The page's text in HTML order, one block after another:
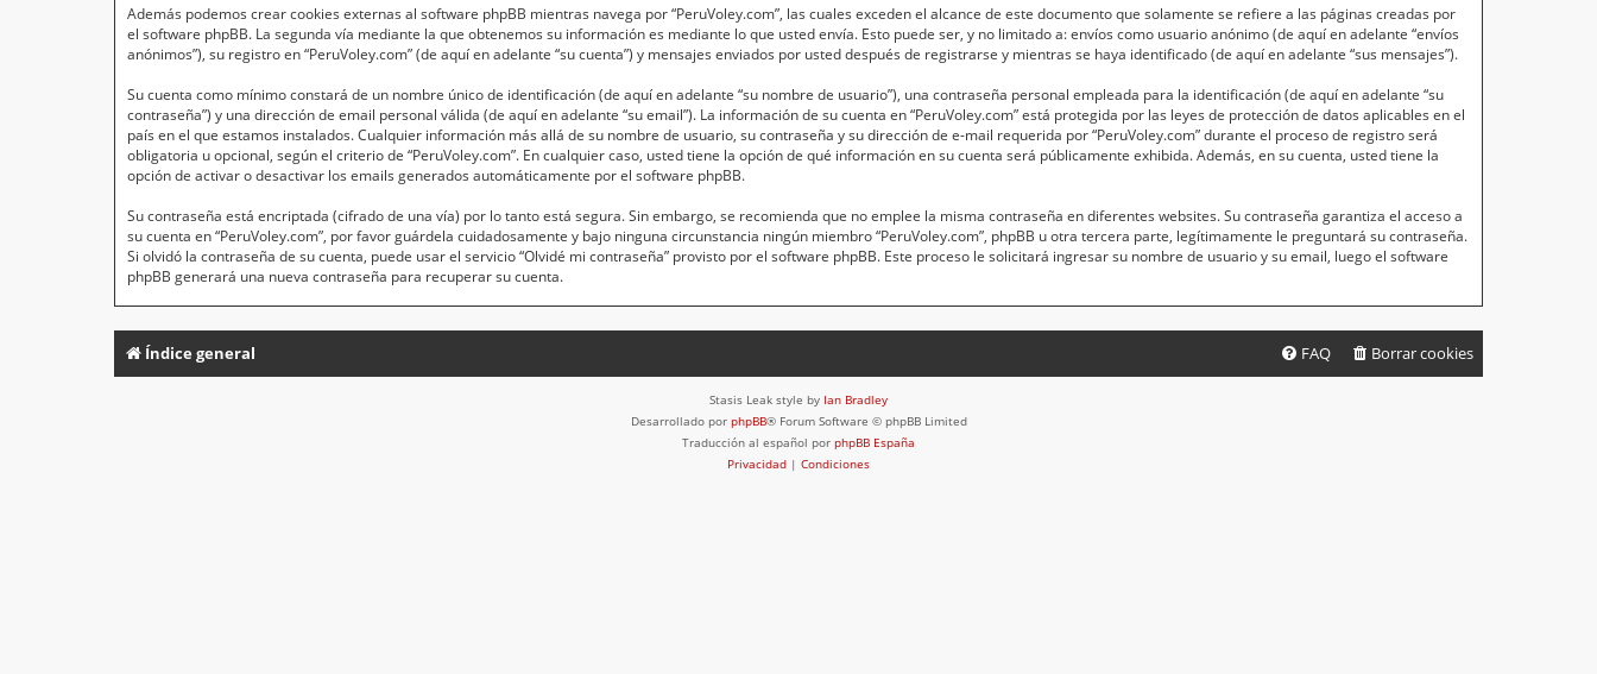
Además podemos crear cookies externas al software phpBB mientras navega por “PeruVoley.com”, las cuales exceden el alcance de este documento que solamente se refiere a las páginas creadas por
el software phpBB. La segunda vía mediante la que obtenemos su información es mediante lo que usted envía. Esto puede ser, y no limitado a: envíos como usuario anónimo (de aquí en adelante “envíos
anónimos”), su registro en “PeruVoley.com” (de aquí en adelante “su cuenta”) y mensajes enviados por usted después de registrarse y mientras se haya identificado (de aquí en adelante “sus mensajes”).
Su cuenta como mínimo constará de un nombre único de identificación (de aquí en adelante “su nombre de usuario”), una contraseña personal empleada para la identificación (de aquí en adelante “su
contraseña”) y una dirección de email personal válida (de aquí en adelante “su email”). La información de su cuenta en “PeruVoley.com” está protegida por las leyes de protección de datos aplicables en el
país en el que estamos instalados. Cualquier información más allá de su nombre de usuario, su contraseña y su dirección de e-mail requerida por “PeruVoley.com” durante el proceso de registro será
obligatoria u opcional, según el criterio de “PeruVoley.com”. En cualquier caso, usted tiene la opción de qué información en su cuenta será públicamente exhibida. Además, en su cuenta, usted tiene la
opción de activar o desactivar los emails generados automáticamente por el software phpBB.
Su contraseña está encriptada (cifrado de una vía) por lo tanto está segura. Sin embargo, se recomienda que no emplee la misma contraseña en diferentes websites. Su contraseña garantiza el acceso a
su cuenta en “PeruVoley.com”, por favor guárdela cuidadosamente y bajo ninguna circunstancia ningún miembro “PeruVoley.com”, phpBB u otra tercera parte, legítimamente le preguntará su contraseña.
Si olvidó la contraseña de su cuenta, puede usar el servicio “Olvidé mi contraseña” provisto por el software phpBB. Este proceso le solicitará ingresar su nombre de usuario y su email, luego el software
phpBB generará una nueva contraseña para recuperar su cuenta.
Índice general Borrar cookies
FAQ
Stasis Leak style by Ian Bradley
Desarrollado por phpBB® Forum Software © phpBB Limited
Traducción al español por phpBB España
Privacidad | Condiciones